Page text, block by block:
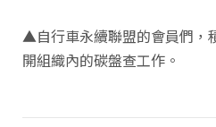
▲自行車永續聯盟的會員們，
開組織內的碳盤查工作。